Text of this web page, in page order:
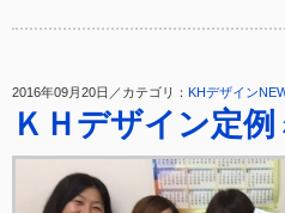
2016年09月20日／カテゴリ： KHデザイン
ＫＨデザイン定